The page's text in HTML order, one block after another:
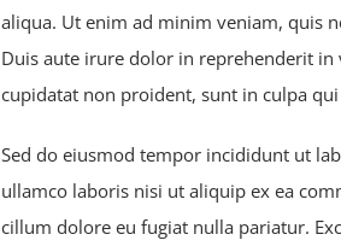
aliqua. Ut enim ad minim veniam, quis
Duis aute irure dolor in reprehenderit
cupidatat non proident, sunt in culpa
Sed do eiusmod tempor incididunt ut
ullamco laboris nisi ut aliquip ex ea
cillum dolore eu fugiat nulla pariatur.